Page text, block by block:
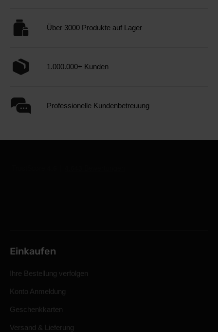
Über 3000 Produkte auf Lager
1.000.000+ Kunden
Professionelle Kundenbetreuung
Einkaufen
Ihre Bestellung verfolgen
Konto Anmeldung
Geschenkkarten
Versand & Lieferung